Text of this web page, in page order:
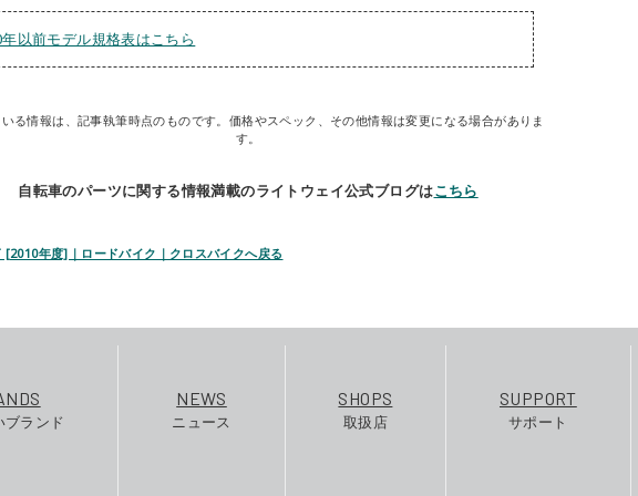
以前モデル規格表はこちら
る情報は、記事執筆時点のものです。価格やスペック、その他情報は変更になる場合がありま
す。
自転車のパーツに関する情報満載のライトウェイ公式ブログはこちら
[2010年度]｜ロードバイク｜クロスバイクへ戻る
ブランド
NEWS
ニュース
SHOPS
取扱店
SUPPORT
サポート